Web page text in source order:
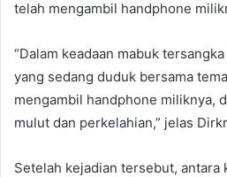
telah mengambil handphone
“Dalam keadaan mabuk
yang sedang duduk bersama
mengambil handphone miliknya,
mulut dan perkelahian,” jelas
Setelah kejadian tersebut, antara